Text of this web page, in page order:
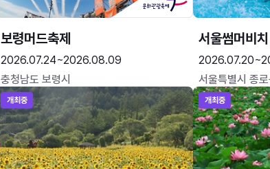
보령머드축제
2026.07.24~2026.08.09
충청남도 보령시
서울썸머비치
서울특별시 종
개최중 개최중